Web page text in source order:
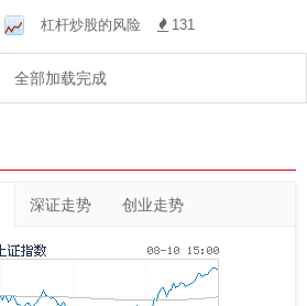
益，把握市场机遇
杠杆炒股的风险 131
全部加载完成
深证走势 创业走势